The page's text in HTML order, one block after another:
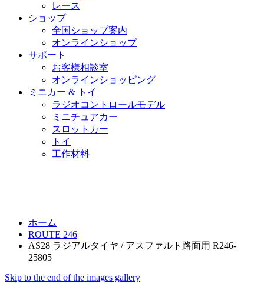
レース
ショップ
全国ショップ案内
オンラインショップ
サポート
お客様相談室
オンラインショッピング
ミニカー & トイ
ラジオコントロールモデル
ミニチュアカー
スロットカー
トイ
工作材料
ホーム
ROUTE 246
AS28 ラジアルタイヤ / アスファルト路面用 R246-
25805
Skip to the end of the images gallery